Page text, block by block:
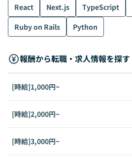
React Next.js TypeScript
Ruby on Rails
Python
報酬から転職・求人情報を探す
[時給]1,000円~
[時給]2,000円~
[時給]3,000円~